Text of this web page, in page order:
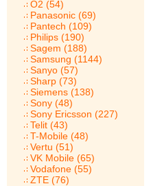
O2 (54)
Panasonic (69)
Pantech (109)
Philips (190)
Sagem (188)
Samsung (1144)
Sanyo (57)
Sharp (73)
Siemens (138)
Sony (48)
Sony Ericsson (227)
Telit (43)
T-Mobile (48)
Vertu (51)
VK Mobile (65)
Vodafone (55)
ZTE (76)